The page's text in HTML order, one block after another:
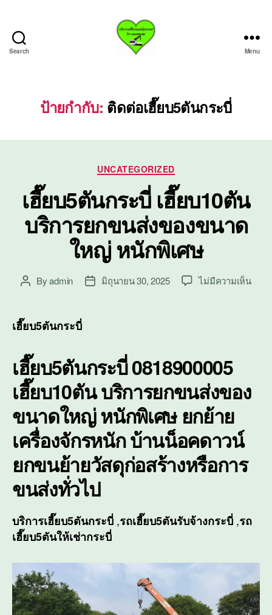
Search
บรถ
ยก
ประเทศ.com
Menu
ป้ายกำกับ: ติดต่อเฮี๊ยบ5ตันกระบี่
Categories
UNCATEGORIZED
เฮี๊ยบ5ตันกระบี่ เฮี๊ยบ10ตัน
บริการยกขนส่งของขนาด
ใหญ่ หนักพิเศษ
PostByadmin
Postมิถุนายน 30, 2025 ไม่มีความเห็นบน
ขนา
ใหญ่
เฮี๊ยบ5ตันกระบี่
เฮี๊ยบ5ตันกระบี่ 0818900005
เฮี๊ยบ10ตัน บริการยกขนส่งของ
ขนาดใหญ่ หนักพิเศษ ยกย้าย
เครื่องจักรหนัก บ้านน็อคดาวน์
ยกขนย้ายวัสดุก่อสร้างหรือการ
ขนส่งทั่วไป
บริการเฮี๊ยบ5ตันกระบี่ ,รถเฮี๊ยบ5ตันรับจ้างกระบี่ ,รถ
เฮี๊ยบ5ตันให้เช่ากระบี่